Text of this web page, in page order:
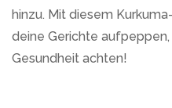
hinzu. Mit diesem
deine Gerichte
Gesundheit achten!